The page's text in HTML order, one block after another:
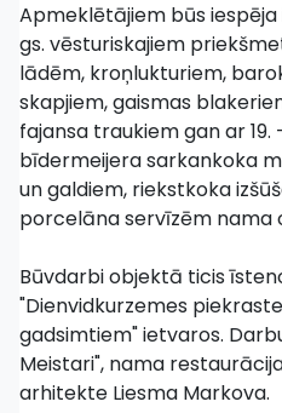
Apmeklētājiem būs iespēja
gs. vēsturiskajiem
lādēm, kroņlukturiem,
skapjiem, gaismas
fajansa traukiem gan ar 19.
bīdermeijera sarkankoka
un galdiem, riekstkoka
porcelāna servīzēm nama
Būvdarbi objektā ticis
"Dienvidkurzemes
gadsimtiem" ietvaros.
Meistari", nama
arhitekte Liesma Markova.